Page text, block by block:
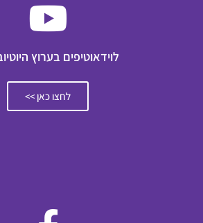
לוידאוטיפים בערוץ
לחצו כאן >>